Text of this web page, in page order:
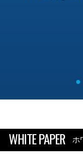
WHITE PAPER ホ